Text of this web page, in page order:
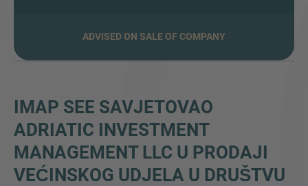
ADVISED ON SALE OF COMPANY
IMAP SEE SAVJETOVAO
ADRIATIC INVESTMENT
MANAGEMENT LLC U PRODAJI
VEĆINSKOG UDJELA U DRUŠTVU
VIŠE INFORMACIJA?
Želimo vas čuti. Naš tim je uvijek dostupan za
razgovor.